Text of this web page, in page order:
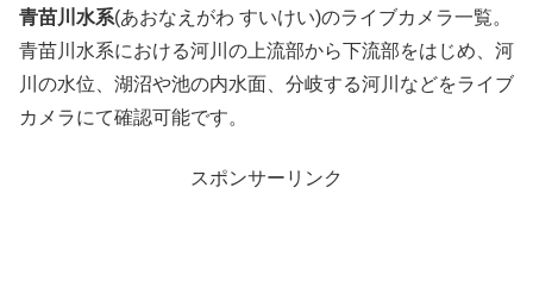
青苗川水系(あおなえがわ すいけい)のライブカメラ一覧。
青苗川水系における河川の上流部から下流部をはじめ、河
川の水位、湖沼や池の内水面、分岐する河川などをライブ
カメラにて確認可能です。
スポンサーリンク